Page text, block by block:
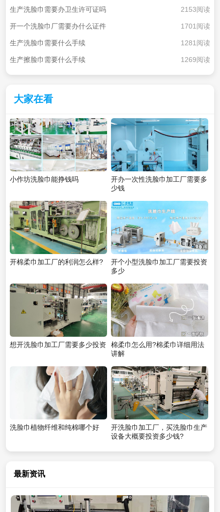
生产洗脸巾需要办卫生许可证吗 2153阅读
开一个洗脸巾厂需要办什么证件 1701阅读
生产洗脸巾需要什么手续 1281阅读
生产擦脸巾需要什么手续 1269阅读
大家在看
小作坊洗脸巾能挣钱吗
开办一次性洗脸巾加工厂需要多
少钱
开棉柔巾加工厂的利润怎么样?
开个小型洗脸巾加工厂需要投资
多少
想开洗脸巾加工厂需要多少投资
棉柔巾怎么用?棉柔巾详细用法
讲解
洗脸巾植物纤维和纯棉哪个好
开洗脸巾加工厂，买洗脸巾生产
设备大概要投资多少钱?
最新资讯